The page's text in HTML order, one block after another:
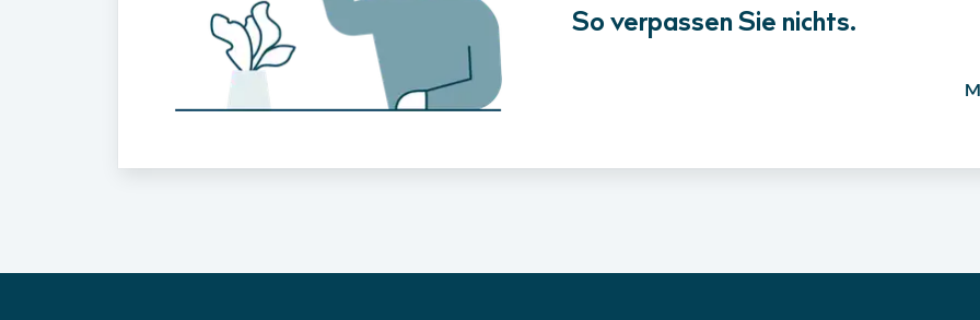
So verpassen Sie nichts.